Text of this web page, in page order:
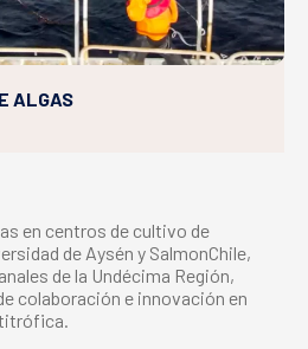
ALGAS
en centros de cultivo de
de Aysén y SalmonChile,
de la Undécima Región,
colaboración e innovación en